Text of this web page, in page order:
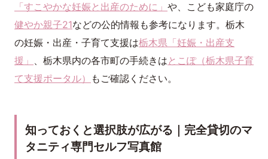
「すこやかな妊娠と出産のために」 や、こども家庭庁の
健やか親子21などの公的情報も参考になります。栃木
の妊娠・出産・子育て支援は栃木県「妊娠・出産支
援」 、栃木県内の各市町の手続きは とこぽ（栃木県子育
て支援ポータル）
もご確認ください。
知っておくと選択肢が広がる｜完全貸切のマ
タニティ専門セルフ写真館